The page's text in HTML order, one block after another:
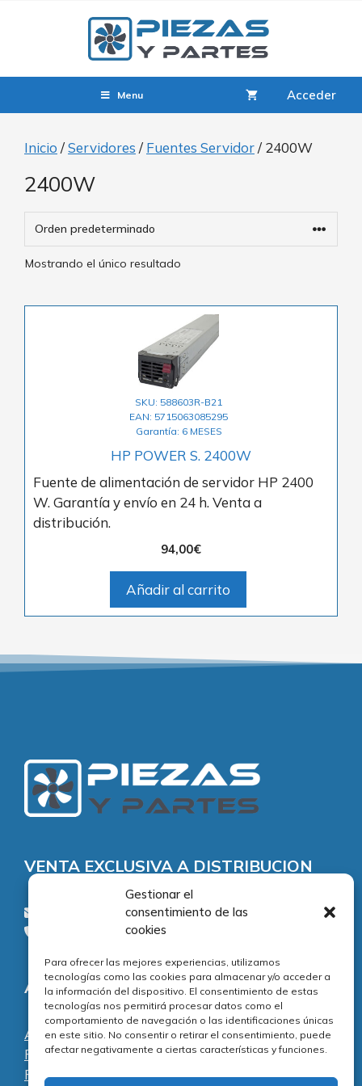
Gestionar el
consentimiento de las
cookies
Para ofrecer las mejores experiencias, utilizamos
tecnologías como las cookies para almacenar y/o acceder a
la información del dispositivo. El consentimiento de estas
tecnologías nos permitirá procesar datos como el
comportamiento de navegación o las identificaciones únicas
en este sitio. No consentir o retirar el consentimiento, puede
afectar negativamente a ciertas características y funciones.
Menu Acceder
Inicio /Servidores / Fuentes Servidor/ 2400W
2400W
Mostrando el único resultado
SKU: 588603R-B21
EAN: 5715063085295
Garantía: 6 MESES
HP POWER S. 2400W
Fuente de alimentación de servidor HP 2400
W. Garantía y envío en 24 h. Venta a
distribución.
94,00€
Añadir al carrito
VENTA EXCLUSIVA A DISTRIBUCION
consultas@piezasypartes.es
Tel.: 91 811 73 02
Adecuación normativa
Aviso legal
Política de privacidad
Política de cookies